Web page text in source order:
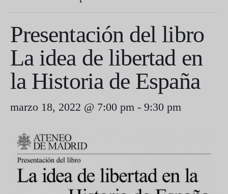
Presentación del libro
La idea de libertad en
la Historia de España
marzo 18, 2022 @ 7:00 pm - 9:30 pm